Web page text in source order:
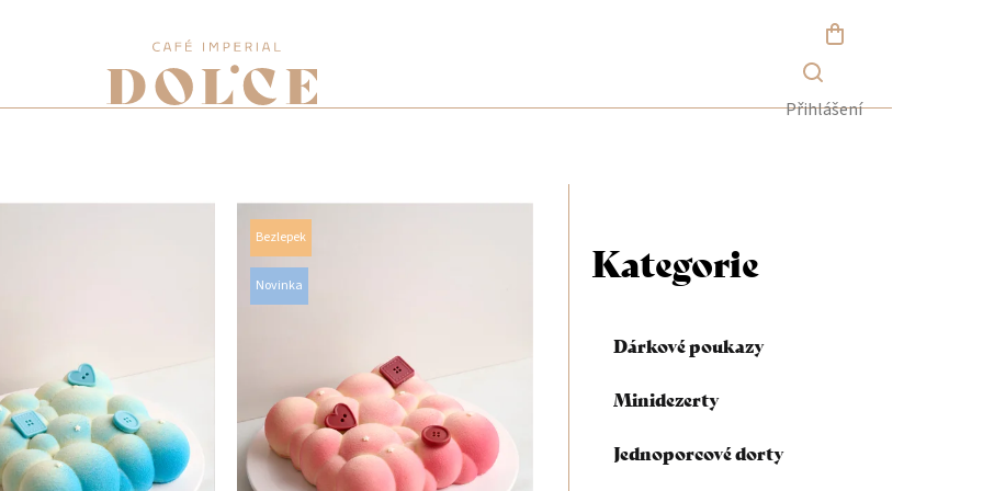
Přihlášení
oPřeskočit
kategorie
Kategorie
Dárkové poukazy
Minidezerty
Jednoporcové dorty
Bezlepek
Novinka